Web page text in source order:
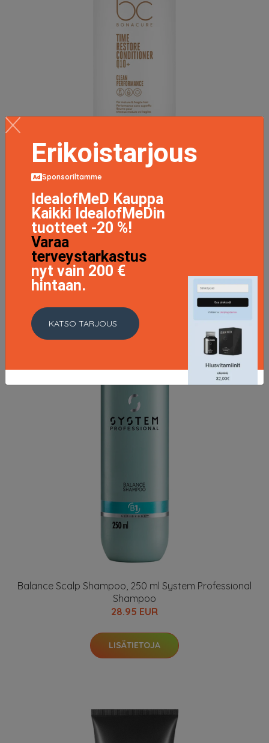
Bc Time Restore, 1000 ml Schwarzkopf Professional
Hoitoaine
64.9 EUR
Balance Scalp Shampoo, 250 ml System Professional
Shampoo
28.95 EUR
LISÄTIETOJA
Erikoistarjous
Sponsoriltamme
IdealofMeD Kauppa
Kaikki IdealofMeDin
tuotteet -20 %!
Varaa
terveystarkastus
nyt vain 200 €
hintaan.
KATSO TARJOUS